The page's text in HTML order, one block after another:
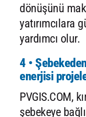
dönüşünü
yatırımcılara
yardımcı olur.
4 •
enerjisi
PVGIS.COM,
şebekeye